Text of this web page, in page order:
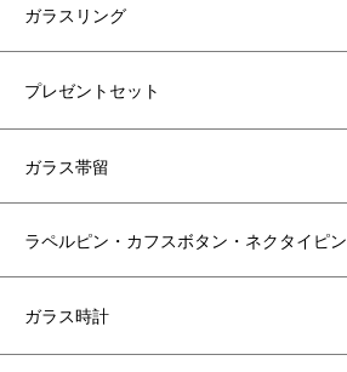
ガラスリング
プレゼントセット
ガラス帯留
ラペルピン・カフスボタン・ネクタイピン
ガラス時計